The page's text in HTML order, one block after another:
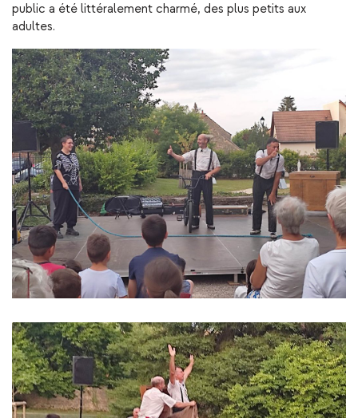
public a été littéralement charmé, des plus petits aux
adultes.